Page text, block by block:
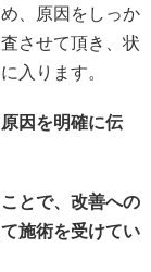
、原因をしっか
させて頂き、状
入ります。
因を明確に伝
とで、改善への
施術を受けてい